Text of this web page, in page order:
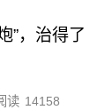
”，治得了
读 14158